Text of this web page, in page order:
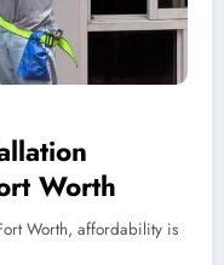
Worth
Worth, affordability is